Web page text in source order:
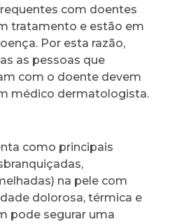
com doentes
tratamento e estão em
Por esta razão,
as pessoas que
com o doente devem
médico dermatologista.
como principais
na pele com
dolorosa, térmica e
pode segurar uma